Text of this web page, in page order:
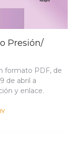
Presión/
formato PDF, de
de abril a
y enlace.